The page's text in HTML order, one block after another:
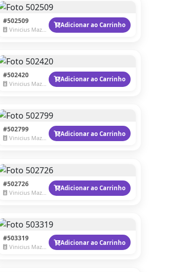
#502509
Vinicius Mazzaro
Adicionar ao Carrinho
#502420
Vinicius Mazzaro
Adicionar ao Carrinho
#502799
Vinicius Mazzaro
Adicionar ao Carrinho
#502726
Vinicius Mazzaro
Adicionar ao Carrinho
#503319
Vinicius Mazzaro
Adicionar ao Carrinho